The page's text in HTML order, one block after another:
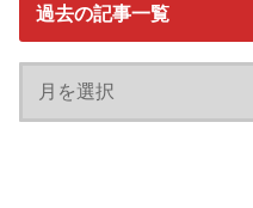
過去の記事一覧